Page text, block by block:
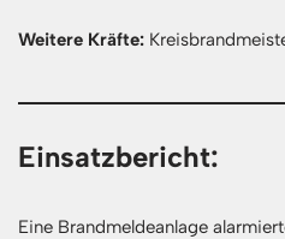
Weitere Kräfte:
Einsatzbericht:
Eine Brandmeldeanlage